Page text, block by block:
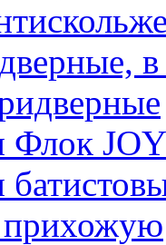
Флок
прихожую